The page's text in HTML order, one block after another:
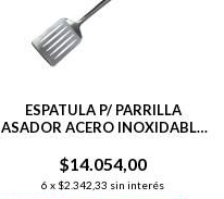
ESPATULA P/ PARRILLA
ASADOR ACERO INOXIDABLE
$14.054,00
6 x $2.342,33 sin interés